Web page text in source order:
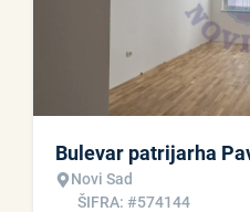
Bulevar patrijarha
Novi Sad
ŠIFRA: #574144